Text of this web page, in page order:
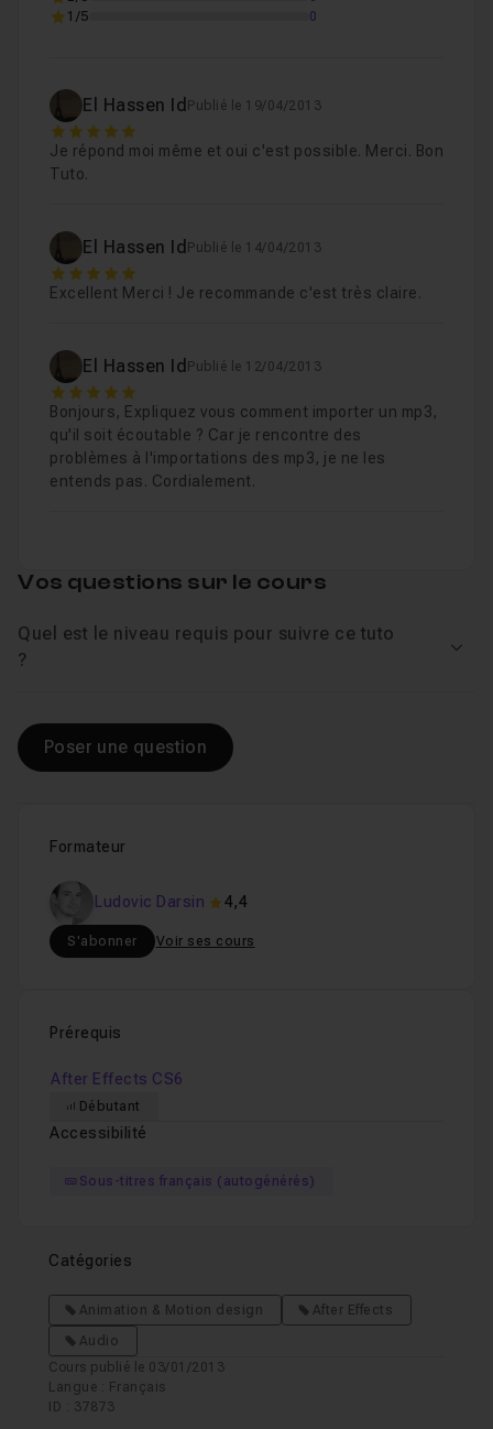
1/5
0
El Hassen Id Publié le 19/04/2013
5
Je répond moi même et oui c'est possible. Merci. Bon
Tuto.
El Hassen Id Publié le 14/04/2013
5
Excellent Merci ! Je recommande c'est très claire.
El Hassen Id Publié le 12/04/2013
5
Bonjours, Expliquez vous comment importer un mp3,
qu'il soit écoutable ? Car je rencontre des
problèmes à l'importations des mp3, je ne les
entends pas. Cordialement.
Formateur
Ludovic Darsin 4,4
S'abonner Voir ses cours
Prérequis
After Effects CS6
Débutant
Accessibilité
Sous-titres français (autogénérés)
Catégories
Animation & Motion design
After Effects
Audio
Cours publié le 03/01/2013
Langue : Français
ID : 37873
Vos questions sur le cours
Quel est le niveau requis pour suivre ce tuto
?
Poser une question